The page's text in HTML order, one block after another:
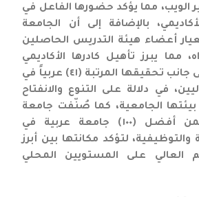
الويب، مما يؤكد حضورها الفاعل في
بالإضافة إلى أن الجامعة
أعضاء هيئة التدريس الحاصلين
مما يبرز تأهيل كادرها الأكاديمي
وكفاءته العالية، إلى جانب تحقيقها المرتبة (٤١) عربياً في
في دلالة على التنوع والانفتاح
بيئتها الجامعية، كما صُنّفت جامعة
عمان العربية ضمن أفضل (١٠٠) جامعة عربية في
والتوظيفية، لتؤكد مكانتها بين أبرز
العالي على المستويين المحلي